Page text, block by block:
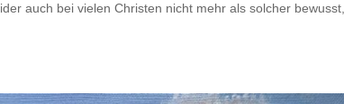
auch bei vielen Christen nicht mehr als solcher